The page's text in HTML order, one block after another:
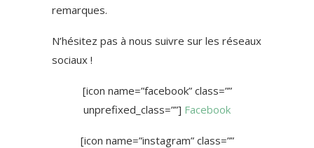
remarques.
N’hésitez pas à nous suivre sur les réseaux
sociaux !
[icon name=”facebook” class=””
unprefixed_class=””] Facebook
[icon name=”instagram” class=””